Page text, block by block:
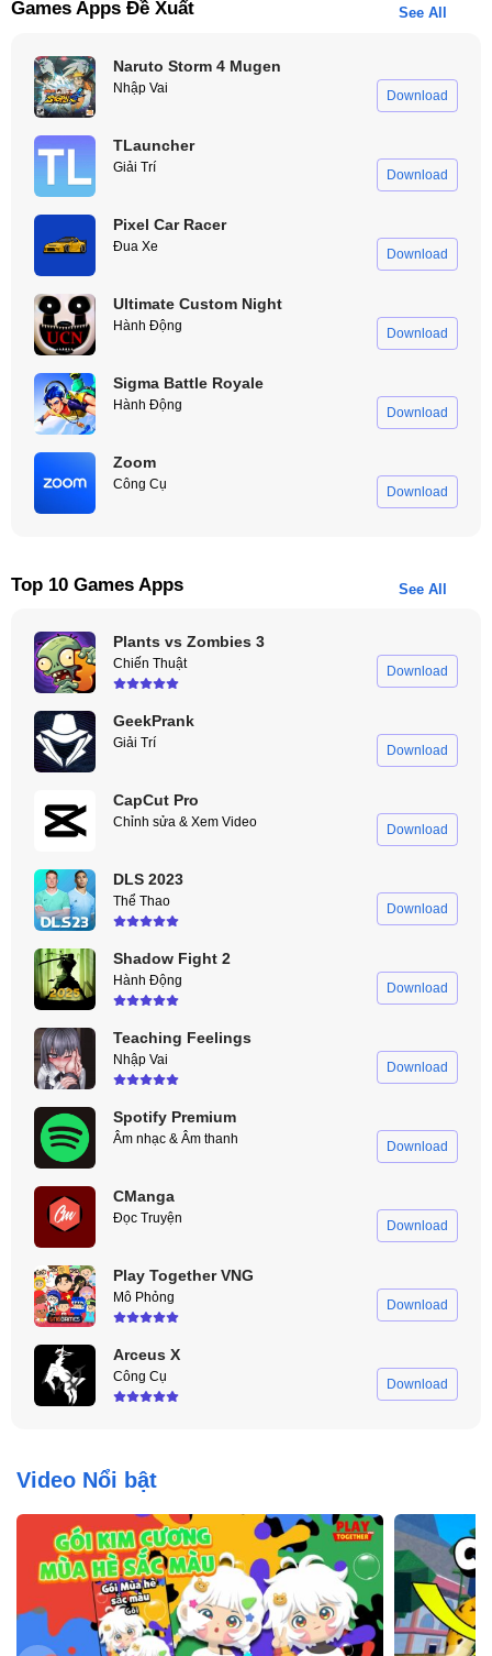
Games Apps Đề Xuất See All
Naruto Storm 4 Mugen
Nhập Vai Download
TLauncher
Giải Trí Download
Pixel Car Racer
Đua Xe Download
Ultimate Custom Night
Hành Động Download
Sigma Battle Royale
Hành Động Download
Zoom
Công Cụ Download
Top 10 Games Apps See All
Plants vs Zombies 3
Chiến Thuật Download
GeekPrank
Giải Trí Download
CapCut Pro
Chỉnh sửa & Xem Video Download
DLS 2023
Thể Thao Download
Shadow Fight 2
Hành Động Download
Teaching Feelings
Nhập Vai Download
Spotify Premium
Âm nhạc & Âm thanh Download
CManga
Đọc Truyện Download
Play Together VNG
Mô Phỏng Download
Arceus X
Công Cụ Download
Video Nổi bật